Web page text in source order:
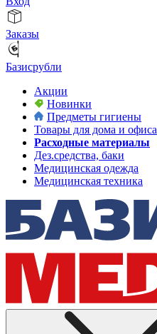
Заказы
Базисрубли
Акции
Новинки
Предметы гигиены
Товары для дома и офиса
Расходные материалы
Дез.средства, баки
Медицинская одежда
Медицинская техника